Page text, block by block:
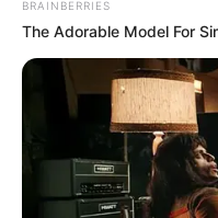
BRAINBERRIES
The Adorable Model For